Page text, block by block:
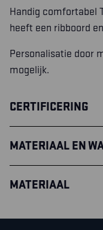
Handig comfortabel
heeft een ribboord
Personalisatie door
mogelijk.
CERTIFICERING
MATERIAAL EN
MATERIAAL